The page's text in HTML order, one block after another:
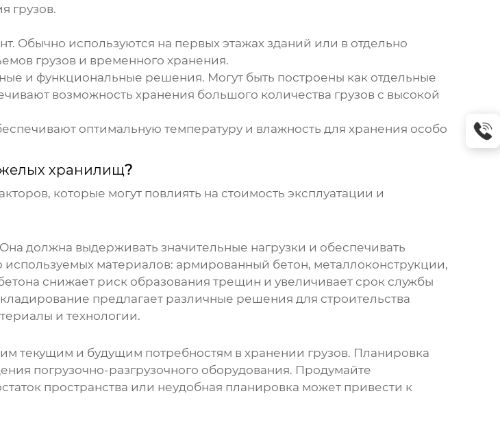
грузов.
Обычно используются на первых этажах зданий или в отдельно
грузов и временного хранения.
и функциональные решения. Могут быть построены как отдельные
возможность хранения большого количества грузов с высокой
оптимальную температуру и влажность для хранения особо
хранилищ?
которые могут повлиять на стоимость эксплуатации и
Она должна выдерживать значительные нагрузки и обеспечивать
используемых материалов: армированный бетон, металлоконструкции,
снижает риск образования трещин и увеличивает срок службы
предлагает различные решения для строительства
и технологии.
текущим и будущим потребностям в хранении грузов. Планировка
погрузочно-разгрузочного оборудования. Продумайте
пространства или неудобная планировка может привести к